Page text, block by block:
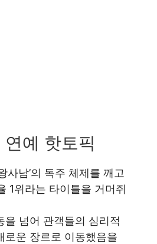
연예 핫토픽
사남’의 독주 체제를 깨고
1위라는 타이틀을 거머쥐
을 넘어 관객들의 심리적
로운 장르로 이동했음을